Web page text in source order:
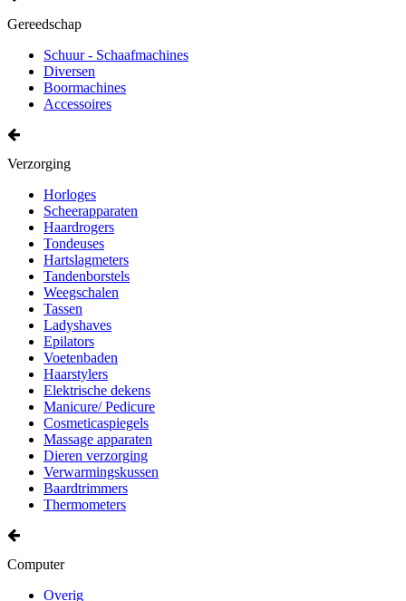
Gereedschap
Schuur - Schaafmachines
Diversen
Boormachines
Accessoires
Verzorging
Horloges
Scheerapparaten
Haardrogers
Tondeuses
Hartslagmeters
Tandenborstels
Weegschalen
Tassen
Ladyshaves
Epilators
Voetenbaden
Haarstylers
Elektrische dekens
Manicure/ Pedicure
Cosmeticaspiegels
Massage apparaten
Dieren verzorging
Verwarmingskussen
Baardtrimmers
Thermometers
Computer
Overig